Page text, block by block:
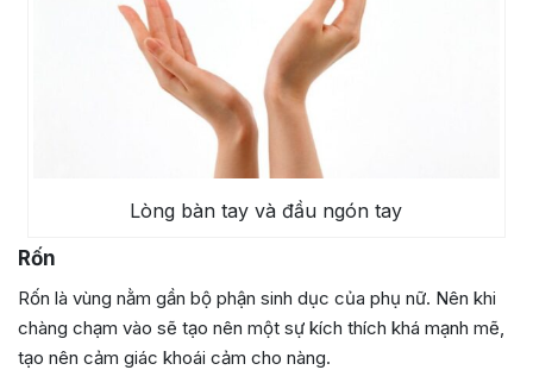
Lòng bàn tay và đầu ngón tay
Rốn
Rốn là vùng nằm gần bộ phận sinh dục của phụ nữ. Nên khi
chàng chạm vào sẽ tạo nên một sự kích thích khá mạnh mẽ,
tạo nên cảm giác khoái cảm cho nàng.